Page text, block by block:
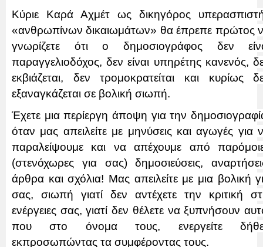
Κύριε Καρά Αχμέτ ως δικηγόρος
«ανθρωπίνων δικαιωμάτων» θα έπρεπε πρώτος
γνωρίζετε ότι ο δημοσιογράφος δεν
παραγγελιοδόχος, δεν είναι υπηρέτης κανενός,
εκβιάζεται, δεν τρομοκρατείται και κυρίως
εξαναγκάζεται σε βολική σιωπή.
Έχετε μια περίεργη άποψη για την
όταν μας απειλείτε με μηνύσεις και αγωγές για
παραλείψουμε και να απέχουμε από
(στενόχωρες για σας) δημοσιεύσεις,
άρθρα και σχόλια! Μας απειλείτε με μια βολική
σας, σιωπή γιατί δεν αντέχετε την κριτική
ενέργειες σας, γιατί δεν θέλετε να ξυπνήσουν
που στο όνομα τους, ενεργείτε
εκπροσωπώντας τα συμφέροντας τους.